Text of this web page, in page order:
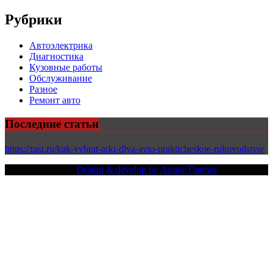
Рубрики
Автоэлектрика
Диагностика
Кузовные работы
Обслуживание
Разное
Ремонт авто
Последние статьи
https://rasi.ru/kak-vybrat-arki-dlya-avto-prakticheskoe-rukovodstvo/
Design & develop by AmpleThemes